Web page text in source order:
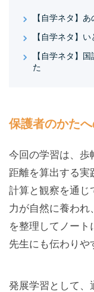
【自学ネタ】
【自学ネタ】
【自学ネタ】
た
保護者のかた
今回の学習は、歩
距離を算出する実
計算と観察を通じ
力が自然に養われ
を整理してノート
先生にも伝わりや
発展学習として、